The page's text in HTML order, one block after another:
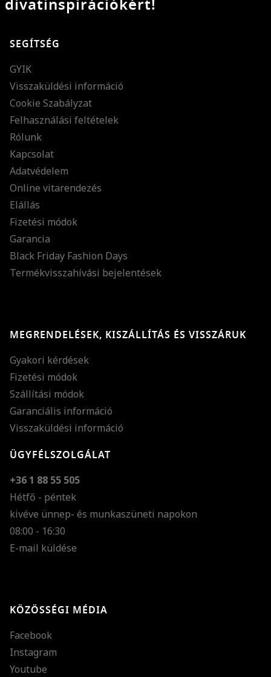
divatinspirációkért!
SEGÍTSÉG
GYIK
Visszaküldési információ
Cookie Szabályzat
Felhasználási feltételek
Rólunk
Kapcsolat
Adatvédelem
Online vitarendezés
Elállás
Fizetési módok
Garancia
Black Friday Fashion Days
Termékvisszahívási bejelentések
MEGRENDELÉSEK, KISZÁLLÍTÁS ÉS VISSZÁRUK
Gyakori kérdések
Fizetési módok
Szállítási módok
Garanciális információ
Visszaküldési információ
ÜGYFÉLSZOLGÁLAT
+36 1 88 55 505
Hétfő - péntek
kivéve ünnep- és munkaszüneti napokon
08:00 - 16:30
E-mail küldése
KÖZÖSSÉGI MÉDIA
Facebook
Instagram
Youtube